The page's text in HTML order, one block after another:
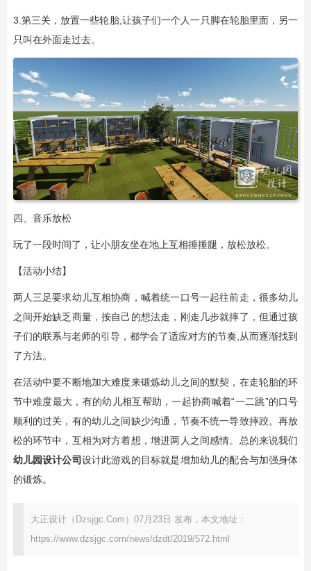
3.第三关，放置一些轮胎,让孩子们一个人一只脚在轮胎里面，另一
只叫在外面走过去。
四、音乐放松
玩了一段时间了，让小朋友坐在地上互相捶捶腿，放松放松。
【活动小结】
两人三足要求幼儿互相协商，喊着统一口号一起往前走，很多幼儿
之间开始缺乏商量，按自己的想法走，刚走几步就摔了，但通过孩
子们的联系与老师的引导，都学会了适应对方的节奏,从而逐渐找到
了方法。
在活动中要不断地加大难度来锻炼幼儿之间的默契，在走轮胎的环
节中难度最大，有的幼儿相互帮助，一起协商喊着“一二跳”的口号
顺利的过关，有的幼儿之间缺少沟通，节奏不统一导致摔跤。再放
松的环节中，互相为对方着想，增进两人之间感情。总的来说我们
幼儿园设计公司设计此游戏的目标就是增加幼儿的配合与加强身体
的锻炼。
大正设计（Dzsjgc.Com）07月23日 发布，本文地址：
https://www.dzsjgc.com/news/dzdt/2019/572.html